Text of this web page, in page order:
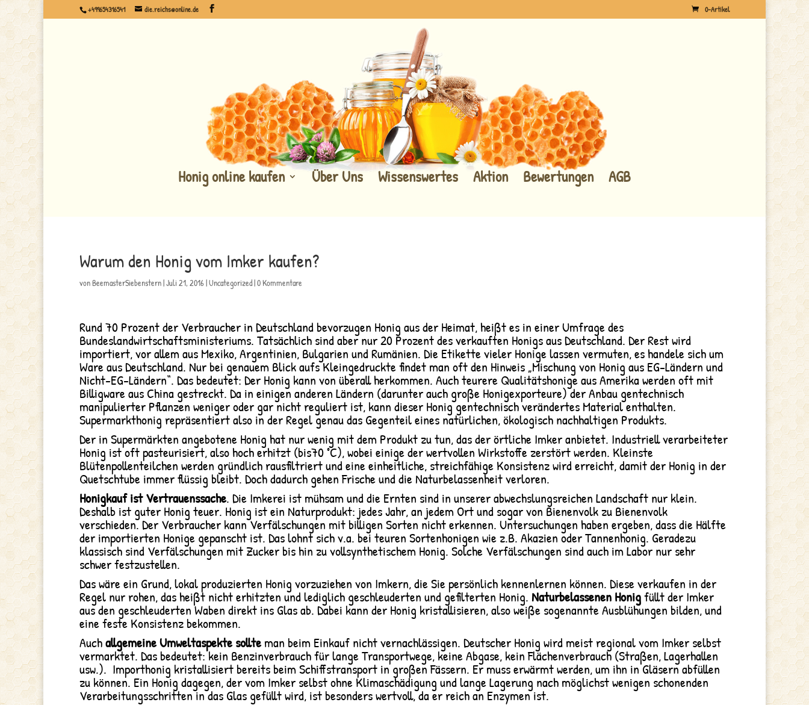
+499654316541 die.reichs@online.de 0-Artikel
Honig online kaufen Über Uns Wissenswertes Aktion Bewertungen AGB
Warum den Honig vom Imker kaufen?
vonBeemasterSiebenstern|Juli 21, 2016 |Uncategorized|0 Kommentare
Rund 70 Prozent der Verbraucher in Deutschland bevorzugen Honig aus der Heimat, heißt es in einer Umfrage des
Bundeslandwirtschaftsministeriums. Tatsächlich sind aber nur 20 Prozent des verkauften Honigs aus Deutschland. Der Rest wird
importiert, vor allem aus Mexiko, Argentinien, Bulgarien und Rumänien. Die Etikette vieler Honige lassen vermuten, es handele sich um
Ware aus Deutschland. Nur bei genauem Blick aufs Kleingedruckte findet man oft den Hinweis „Mischung von Honig aus EG-Ländern und
Nicht-EG-Ländern“. Das bedeutet: Der Honig kann von überall herkommen. Auch teurere Qualitätshonige aus Amerika werden oft mit
Billigware aus China gestreckt. Da in einigen anderen Ländern (darunter auch große Honigexporteure) der Anbau gentechnisch
manipulierter Pflanzen weniger oder gar nicht reguliert ist, kann dieser Honig gentechnisch verändertes Material enthalten.
Supermarkthonig repräsentiert also in der Regel genau das Gegenteil eines natürlichen, ökologisch nachhaltigen Produkts.
Der in Supermärkten angebotene Honig hat nur wenig mit dem Produkt zu tun, das der örtliche Imker anbietet. Industriell verarbeiteter
Honig ist oft pasteurisiert, also hoch erhitzt (bis70 °C), wobei einige der wertvollen Wirkstoffe zerstört werden. Kleinste
Blütenpollenteilchen werden gründlich rausfiltriert und eine einheitliche, streichfähige Konsistenz wird erreicht, damit der Honig in der
Quetschtube immer flüssig bleibt. Doch dadurch gehen Frische und die Naturbelassenheit verloren.
Honigkauf ist Vertrauenssache. Die Imkerei ist mühsam und die Ernten sind in unserer abwechslungsreichen Landschaft nur klein.
Deshalb ist guter Honig teuer. Honig ist ein Naturprodukt: jedes Jahr, an jedem Ort und sogar von Bienenvolk zu Bienenvolk
verschieden. Der Verbraucher kann Verfälschungen mit billigen Sorten nicht erkennen. Untersuchungen haben ergeben, dass die Hälfte
der importierten Honige gepanscht ist. Das lohnt sich v.a. bei teuren Sortenhonigen wie z.B. Akazien oder Tannenhonig. Geradezu
klassisch sind Verfälschungen mit Zucker bis hin zu vollsynthetischem Honig. Solche Verfälschungen sind auch im Labor nur sehr
schwer festzustellen.
Das wäre ein Grund, lokal produzierten Honig vorzuziehen von Imkern, die Sie persönlich kennenlernen können. Diese verkaufen in der
Regel nur rohen, das heißt nicht erhitzten und lediglich geschleuderten und gefilterten Honig. Naturbelassenen Honigfüllt der Imker
aus den geschleuderten Waben direkt ins Glas ab. Dabei kann der Honig kristallisieren, also weiße sogenannte Ausblühungen bilden, und
eine feste Konsistenz bekommen.
Auchallgemeine Umweltaspekte sollte man beim Einkauf nicht vernachlässigen. Deutscher Honig wird meist regional vom Imker selbst
vermarktet. Das bedeutet: kein Benzinverbrauch für lange Transportwege, keine Abgase, kein Flächenverbrauch (Straßen, Lagerhallen
usw.). Importhonig kristallisiert bereits beim Schiffstransport in großen Fässern. Er muss erwärmt werden, um ihn in Gläsern abfüllen
zu können. Ein Honig dagegen, der vom Imker selbst ohne Klimaschädigung und lange Lagerung nach möglichst wenigen schonenden
Verarbeitungsschritten in das Glas gefüllt wird, ist besonders wertvoll, da er reich an Enzymen ist.